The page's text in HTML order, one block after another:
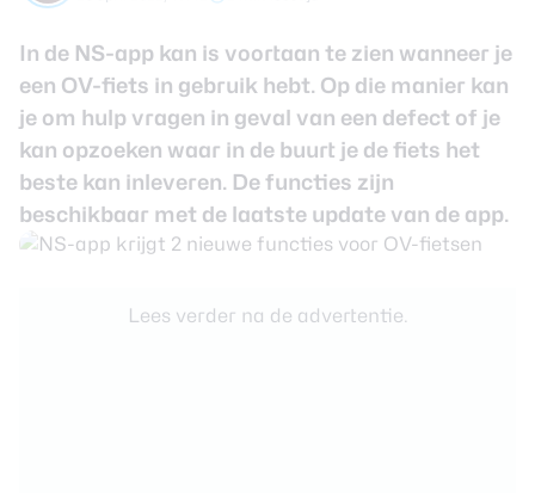
In de NS-app kan is voortaan te zien wanneer je
een OV-fiets in gebruik hebt. Op die manier kan
je om hulp vragen in geval van een defect of je
kan opzoeken waar in de buurt je de fiets het
beste kan inleveren. De functies zijn
beschikbaar met de laatste update van de app.
Lees verder na de advertentie.